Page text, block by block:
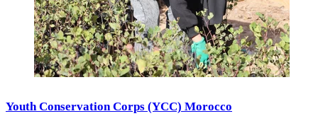
Youth Conservation Corps (YCC) Morocco